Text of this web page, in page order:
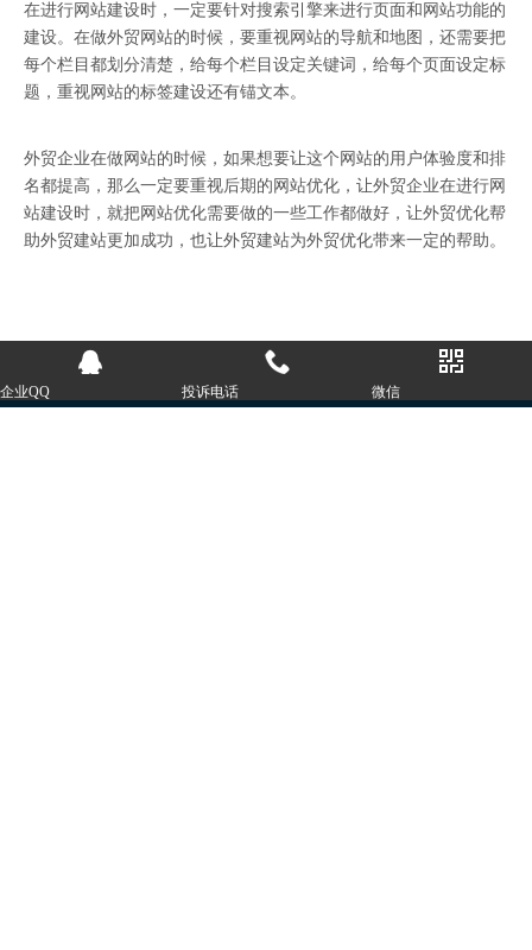
在进行网站建设时，一定要针对搜索引擎来进行页面和网站功能的
建设。在做外贸网站的时候，要重视网站的导航和地图，还需要把
每个栏目都划分清楚，给每个栏目设定关键词，给每个页面设定标
题，重视网站的标签建设还有锚文本。
外贸企业在做网站的时候，如果想要让这个网站的用户体验度和排
名都提高，那么一定要重视后期的网站优化，让外贸企业在进行网
站建设时，就把网站优化需要做的一些工作都做好，让外贸优化帮
助外贸建站更加成功，也让外贸建站为外贸优化带来一定的帮助。
企业QQ 投诉电话 微信